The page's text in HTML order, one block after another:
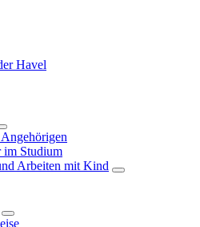
Havel
im Studium
Arbeiten mit Kind